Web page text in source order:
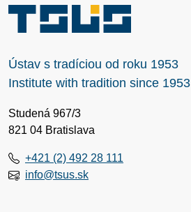
Ústav s tradíciou od roku 1953
Institute with tradition since 1953
Studená 967/3
821 04 Bratislava
+421 (2) 492 28 111
info@tsus.sk